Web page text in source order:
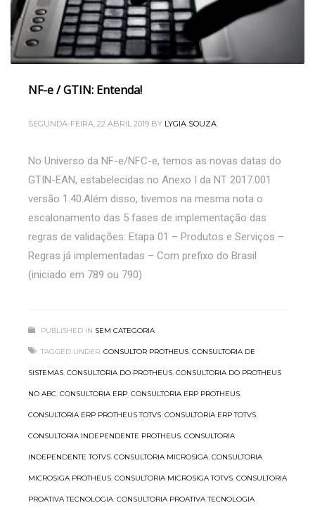
NF-e / GTIN: Entenda!
SEGUNDA-FEIRA, 22 ABRIL 2019 BY LYGIA SOUZA
No Universo da NF-e/NFC-e, temos as novas datas do
GTIN-EAN, estabelecidas no Anexo I da NT 2017.001
versão 1.40.Além disso, tivemos na mesma nota o
escalonamento das 5 fases de implementação das
regras de validações: Etapa 01 – Produtos e Serviços –
Regras já implementadas – Com prefixo do Brasil
(iniciado em 789 ou 790)
PUBLISHED IN SEM CATEGORIA
TAGGED UNDER: CONSULTOR PROTHEUS, CONSULTORIA DE
SISTEMAS, CONSULTORIA DO PROTHEUS, CONSULTORIA DO PROTHEUS
NO ABC, CONSULTORIA ERP, CONSULTORIA ERP PROTHEUS,
CONSULTORIA ERP PROTHEUS TOTVS, CONSULTORIA ERP TOTVS,
CONSULTORIA INDEPENDENTE PROTHEUS, CONSULTORIA
INDEPENDENTE TOTVS, CONSULTORIA MICROSIGA, CONSULTORIA
MICROSIGA PROTHEUS, CONSULTORIA MICROSIGA TOTVS, CONSULTORIA
PROATIVA TECNOLOGIA, CONSULTORIA PROATIVA TECNOLOGIA